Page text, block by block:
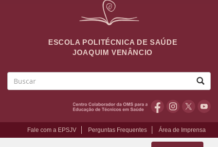
ESCOLA POLITÉCNICA DE SAÚDE
JOAQUIM VENÂNCIO
Fale com a EPSJV Perguntas Frequentes Área de Imprensa